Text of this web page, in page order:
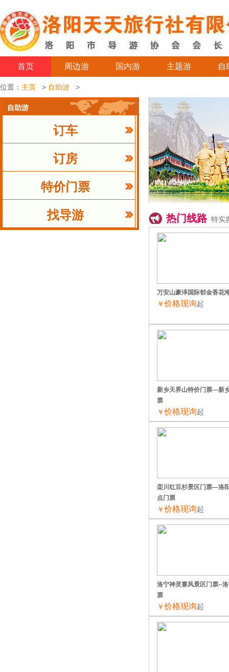
首页 周边游 国内游 主题游 自
位置： 主页 > 自助游 >
自助游
订车
订房
特价门票
找导游 热门线路 特实
万安山豪泽国际郁金香花
￥价格现询起
新乡天界山特价门票—新
票
￥价格现询起
栾川红豆杉景区门票—洛
点门票
￥价格现询起
洛宁神灵寨风景区门票--
票
￥价格现询起